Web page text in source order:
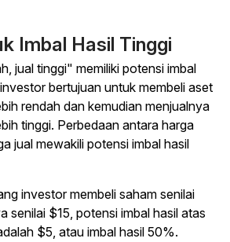
Imbal Hasil Tinggi
jual tinggi" memiliki potensi imbal
bertujuan untuk membeli aset
rendah dan kemudian menjualnya
tinggi. Perbedaan antara harga
jual mewakili potensi imbal hasil
investor membeli saham senilai
senilai $15, potensi imbal hasil atas
$5, atau imbal hasil 50%.